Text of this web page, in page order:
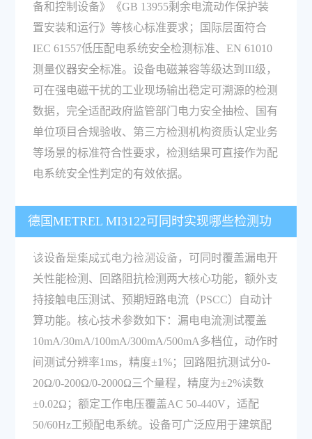
备和控制设备》《GB 13955剩余电流动作保护装
置安装和运行》等核心标准要求；国际层面符合
IEC 61557低压配电系统安全检测标准、EN 61010
测量仪器安全标准。设备电磁兼容等级达到III级，
可在强电磁干扰的工业现场输出稳定可溯源的检测
数据，完全适配政府监管部门电力安全抽检、国有
单位项目合规验收、第三方检测机构资质认定业务
等场景的标准符合性要求，检测结果可直接作为配
电系统安全性判定的有效依据。
德国METREL MI3122可同时实现哪些检测功
能，对应核心技术参数是多少？
该设备是集成式电力检测设备，可同时覆盖漏电开
关性能检测、回路阻抗检测两大核心功能，额外支
持接触电压测试、预期短路电流（PSCC）自动计
算功能。核心技术参数如下：漏电电流测试覆盖
10mA/30mA/100mA/300mA/500mA多档位，动作时
间测试分辨率1ms，精度±1%；回路阻抗测试分0-
20Ω/0-200Ω/0-2000Ω三个量程，精度为±2%读数
±0.02Ω；额定工作电压覆盖AC 50-440V，适配
50/60Hz工频配电系统。设备可广泛应用于建筑配